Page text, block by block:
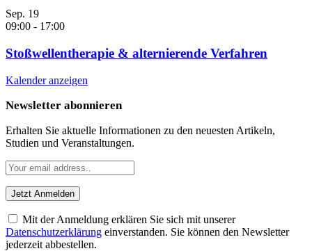
Sep. 19
09:00 - 17:00
Stoßwellentherapie & alternierende Verfahren
Kalender anzeigen
Newsletter abonnieren
Erhalten Sie aktuelle Informationen zu den neuesten Artikeln,
Studien und Veranstaltungen.
Mit der Anmeldung erklären Sie sich mit unserer
Datenschutzerklärung einverstanden. Sie können den Newsletter
jederzeit abbestellen.